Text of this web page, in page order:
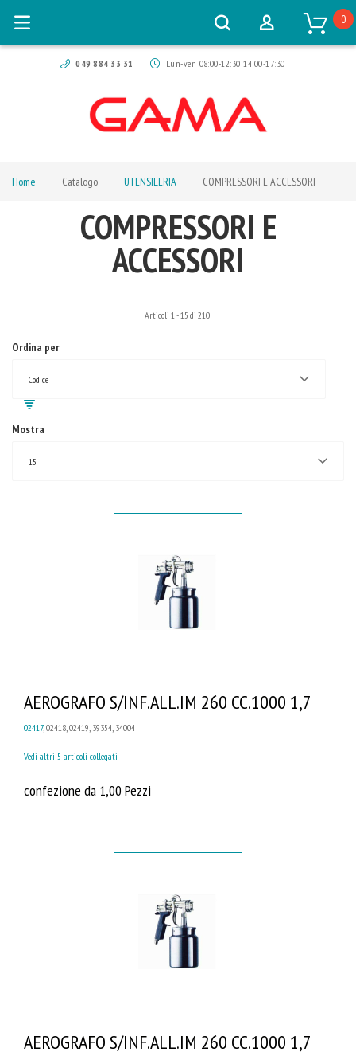
049 884 33 31 Lun-ven 08:00-12:30 14:00-17:30
0
Home Catalogo UTENSILERIA COMPRESSORI E ACCESSORI
COMPRESSORI E
ACCESSORI
Ordina per
Codice
Articoli 1 -15 di 210
Mostra
15
AEROGRAFO S/INF.ALL.IM 260 CC.1000 1,7
02417, 02418, 02419, 39354, 34004
Vedi altri 5 articoli collegati
confezione da 1,00 Pezzi
AEROGRAFO S/INF.ALL.IM 260 CC.1000 1,7